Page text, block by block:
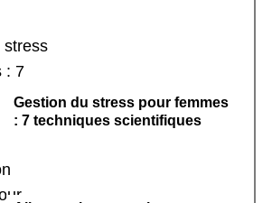
Gestion du stress pour femmes
: 7 techniques scientifiques